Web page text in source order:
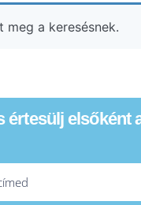
meg a keresésnek.
értesülj